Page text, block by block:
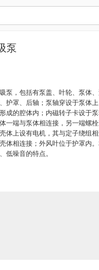
泵
泵，包括有泵盖、叶轮、泵体
护罩、后轴；泵轴穿设于泵体
成的腔体内；内磁转子卡设于
一端与泵体相连接，另一端螺栓
体上设有电机，其与定子绕组
体相连接；外风叶位于护罩内
低噪音的特点。